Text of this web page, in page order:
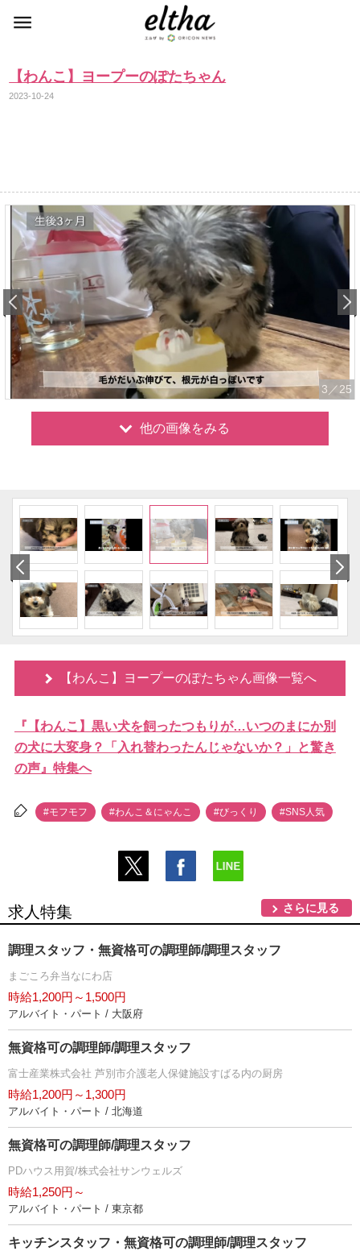
【わんこ】ヨープーのぽたちゃん
2023-10-24
3 ／25
他の画像をみる
【わんこ】ヨープーのぽたちゃん画像一覧へ
『【わんこ】黒い犬を飼ったつもりが…いつのまにか別
の犬に大変身？「入れ替わったんじゃないか？」と驚き
の声』特集へ
#モフモフ #わんこ＆にゃんこ #びっくり #SNS人気
求人特集 さらに見る
調理スタッフ・無資格可の調理師/調理スタッフ
まごころ弁当なにわ店
時給1,200円～1,500円
アルバイト・パート / 大阪府
無資格可の調理師/調理スタッフ
富士産業株式会社 芦別市介護老人保健施設すばる内の厨房
時給1,200円～1,300円
アルバイト・パート / 北海道
無資格可の調理師/調理スタッフ
PDハウス用賀/株式会社サンウェルズ
時給1,250円～
アルバイト・パート / 東京都
キッチンスタッフ・無資格可の調理師/調理スタッフ